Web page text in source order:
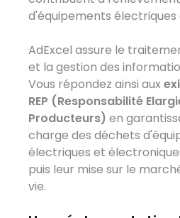
d'équipements
AdExcel assure le
et la gestion des
Vous répondez ainsi aux
REP (Responsabilité
Producteurs) en
charge des déchets
électriques et
puis leur mise sur le
vie.